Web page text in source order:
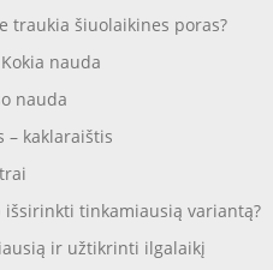
traukia šiuolaikines poras?
nauda
nauda
kaklaraištis
tinkamiausią variantą?
ir užtikrinti ilgalaikį